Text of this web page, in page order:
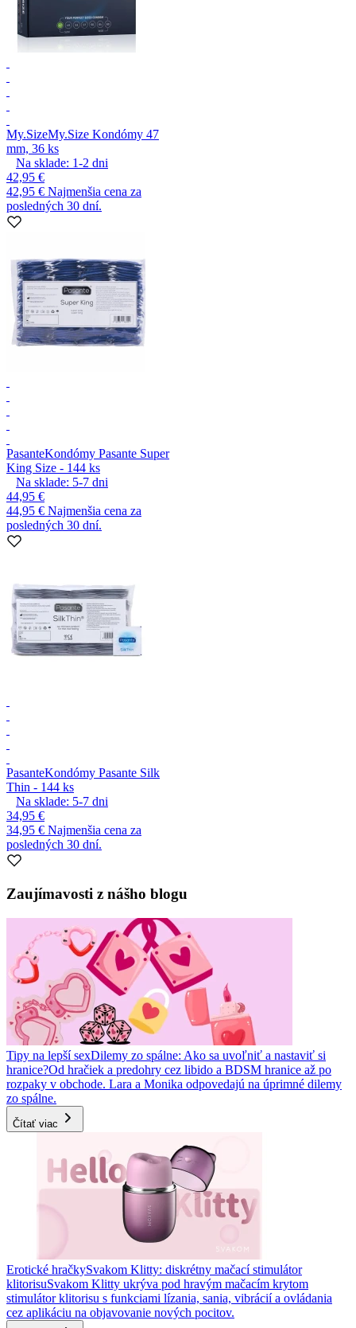
My.SizeMy.Size Kondómy 47
mm, 36 ks
Na sklade: 1-2 dni
42,95 €
42,95 € Najmenšia cena za
posledných 30 dní.
PasanteKondómy Pasante Super
King Size - 144 ks
Na sklade: 5-7 dni
44,95 €
44,95 € Najmenšia cena za
posledných 30 dní.
PasanteKondómy Pasante Silk
Thin - 144 ks
Na sklade: 5-7 dni
34,95 €
34,95 € Najmenšia cena za
posledných 30 dní.
Zaujímavosti z nášho blogu
Tipy na lepší sexDilemy zo spálne: Ako sa uvoľniť a nastaviť si
hranice?Od hračiek a predohry cez libido a BDSM hranice až po
rozpaky v obchode. Lara a Monika odpovedajú na úprimné dilemy
zo spálne.
Čítať viac
Erotické hračkySvakom Klitty: diskrétny mačací stimulátor
klitorisuSvakom Klitty ukrýva pod hravým mačacím krytom
stimulátor klitorisu s funkciami lízania, sania, vibrácií a ovládania
cez aplikáciu na objavovanie nových pocitov.